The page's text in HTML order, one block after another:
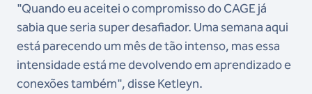
"Quando eu aceitei o compromisso do CAGE já
sabia que seria super desafiador. Uma semana aqui
está parecendo um mês de tão intenso, mas essa
intensidade está me devolvendo em aprendizado e
conexões também", disse Ketleyn.